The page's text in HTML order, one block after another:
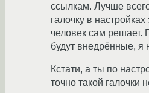
ссылкам. Лучше
галочку в настройках
человек сам решает.
будут внедрённые, я
Кстати, а ты по
точно такой галочки